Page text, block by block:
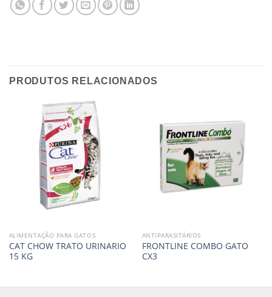
PRODUTOS RELACIONADOS
ALIMENTAÇÃO PARA GATOS
CAT CHOW TRATO URINARIO
15 KG
ANTIPARASITÁRIOS
FRONTLINE COMBO GATO
CX3